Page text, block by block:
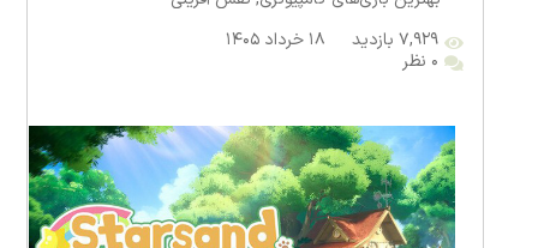
۷,۹۲۹ بازدید
۱۸ خرداد ۱۴۰۵
۰ نظر